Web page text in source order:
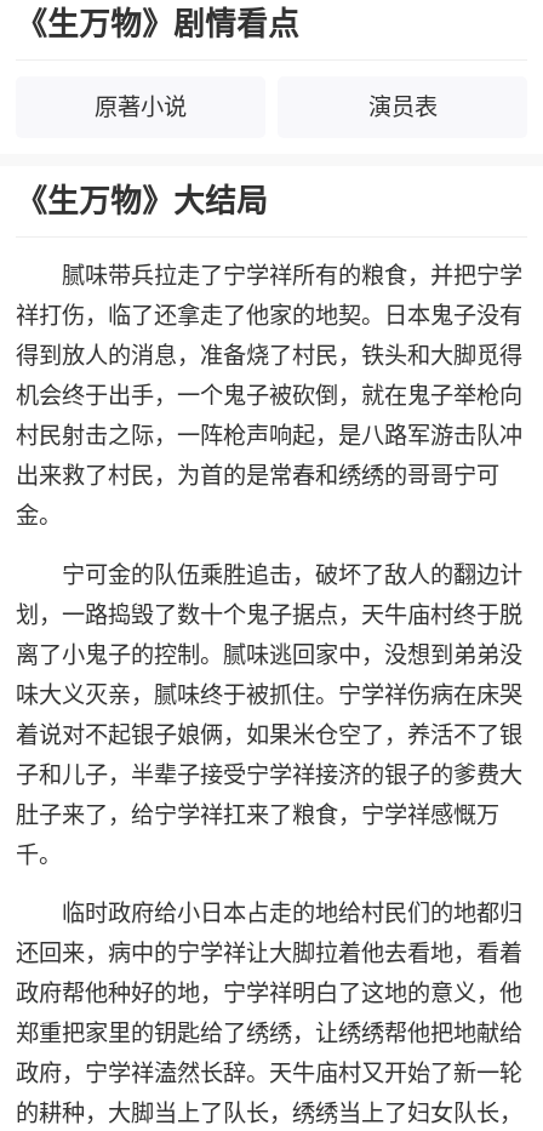
《生万物》剧情看点
原著小说 演员表
《生万物》大结局
腻味带兵拉走了宁学祥所有的粮食，并把宁学
祥打伤，临了还拿走了他家的地契。日本鬼子没有
得到放人的消息，准备烧了村民，铁头和大脚觅得
机会终于出手，一个鬼子被砍倒，就在鬼子举枪向
村民射击之际，一阵枪声响起，是八路军游击队冲
出来救了村民，为首的是常春和绣绣的哥哥宁可
金。
宁可金的队伍乘胜追击，破坏了敌人的翻边计
划，一路捣毁了数十个鬼子据点，天牛庙村终于脱
离了小鬼子的控制。腻味逃回家中，没想到弟弟没
味大义灭亲，腻味终于被抓住。宁学祥伤病在床哭
着说对不起银子娘俩，如果米仓空了，养活不了银
子和儿子，半辈子接受宁学祥接济的银子的爹费大
肚子来了，给宁学祥扛来了粮食，宁学祥感慨万
千。
临时政府给小日本占走的地给村民们的地都归
还回来，病中的宁学祥让大脚拉着他去看地，看着
政府帮他种好的地，宁学祥明白了这地的意义，他
郑重把家里的钥匙给了绣绣，让绣绣帮他把地献给
政府，宁学祥溘然长辞。天牛庙村又开始了新一轮
的耕种，大脚当上了队长，绣绣当上了妇女队长，